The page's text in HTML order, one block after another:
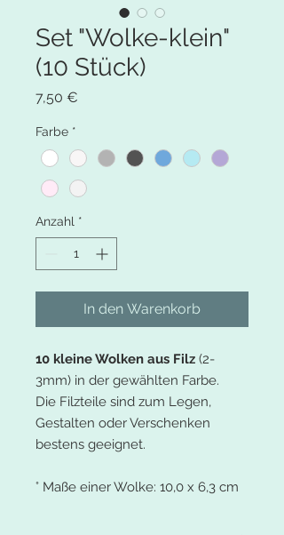
Set "Wolke-klein"
(10 Stück)
7,50 €
Farbe *
Anzahl *
In den Warenkorb
10 kleine Wolken aus Filz (2-
3mm) in der gewählten Farbe.
Die Filzteile sind zum Legen,
Gestalten oder Verschenken
bestens geeignet.
° Maße einer Wolke: 10,0 x 6,3 cm